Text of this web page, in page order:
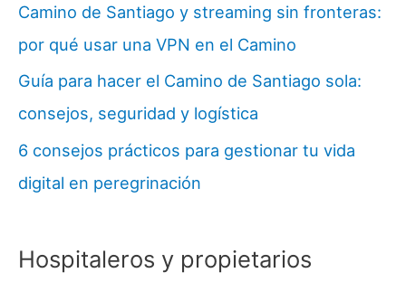
Camino de Santiago y streaming sin fronteras:
por qué usar una VPN en el Camino
Guía para hacer el Camino de Santiago sola:
consejos, seguridad y logística
6 consejos prácticos para gestionar tu vida
digital en peregrinación
Hospitaleros y propietarios